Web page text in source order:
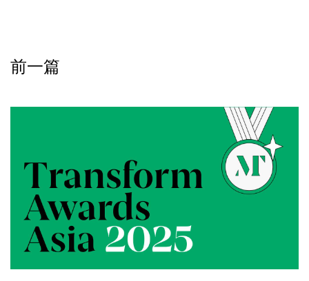
前一篇